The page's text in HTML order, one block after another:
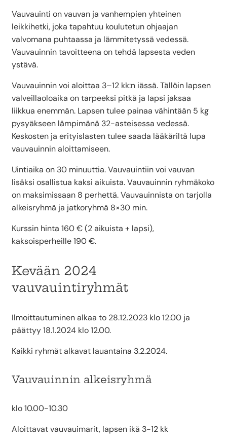
Vauvauinti on vauvan ja vanhempien yhteinen
leikkihetki, joka tapahtuu koulutetun ohjaajan
valvomana puhtaassa ja lämmitetyssä vedessä.
Vauvauinnin tavoitteena on tehdä lapsesta veden
ystävä.
Vauvauinnin voi aloittaa 3–12 kk:n iässä. Tällöin lapsen
valveillaoloaika on tarpeeksi pitkä ja lapsi jaksaa
liikkua enemmän. Lapsen tulee painaa vähintään 5 kg
pysyäkseen lämpimänä 32-asteisessa vedessä.
Keskosten ja erityislasten tulee saada lääkäriltä lupa
vauvauinnin aloittamiseen.
Uintiaika on 30 minuuttia. Vauvauintiin voi vauvan
lisäksi osallistua kaksi aikuista. Vauvauinnin ryhmäkoko
on maksimissaan 8 perhettä. Vauvauinnista on tarjolla
alkeisryhmä ja jatkoryhmä 8×30 min.
Kurssin hinta 160 € (2 aikuista + lapsi),
kaksoisperheille 190 €.
Kevään 2024
vauvauintiryhmät
Ilmoittautuminen alkaa to 28.12.2023 klo 12.00 ja
päättyy 18.1.2024 klo 12.00.
Kaikki ryhmät alkavat lauantaina 3.2.2024.
Vauvauinnin alkeisryhmä
klo 10.00-10.30
Aloittavat vauvauimarit, lapsen ikä 3-12 kk